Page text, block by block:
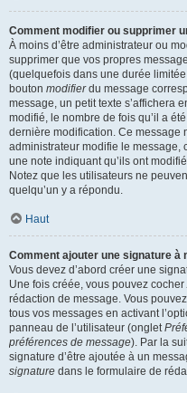
Comment modifier ou supprimer
À moins d’être administrateur ou
supprimer que vos propres
(quelquefois dans une durée
bouton modifierdu message
message, un petit texte s’affichera
modifié, le nombre de fois qu’il a
dernière modification. Ce message
administrateur modifie le
une note indiquant qu’ils ont
Notez que les utilisateurs ne
quelqu’un y a répondu.
Haut
Comment ajouter une signature à
Vous devez d’abord créer une
Une fois créée, vous pouvez cocher
rédaction de message. Vous
tous vos messages en activant
panneau de l’utilisateur (onglet
préférences de message). Par la
signature d’être ajoutée à un
signature dans le formulaire de